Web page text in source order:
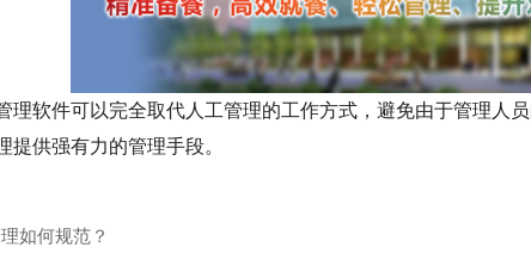
理软件可以完全取代人工管理的工作方式，避免由于管理人
提供强有力的管理手段。
如何规范？